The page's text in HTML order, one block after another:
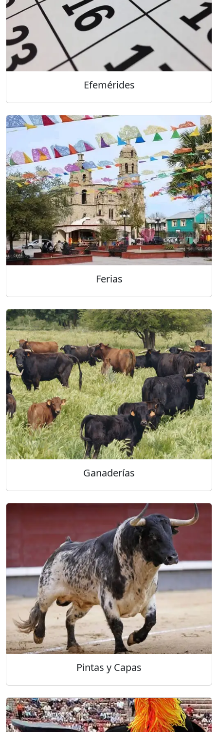
Efemérides
Ferias
Ganaderías
Pintas y Capas